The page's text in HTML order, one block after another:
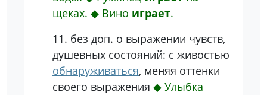
щеках. ◆ Вино играет.
11. без доп. о выражении чувств,
душевных состояний: с живостью
обнаруживаться, меняя оттенки
своего выражения ◆ Улыбка